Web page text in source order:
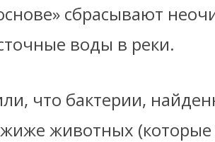
сбрасывают
воды в реки.
что бактерии,
животных (которые